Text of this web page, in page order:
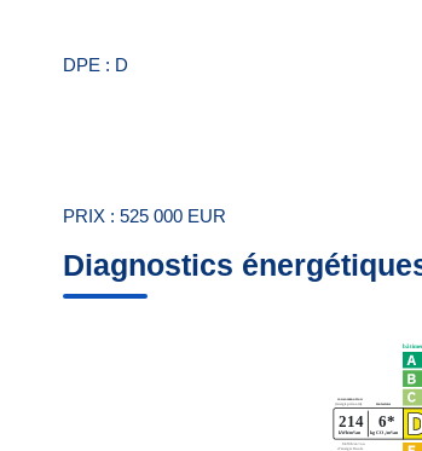
DPE : D
PRIX : 525 000 EUR
Diagnostics